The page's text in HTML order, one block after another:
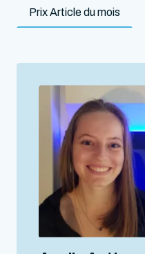
Prix Article du mois